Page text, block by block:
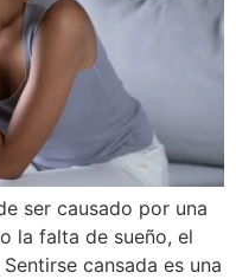
ser causado por una
la falta de sueño, el
cansada es una